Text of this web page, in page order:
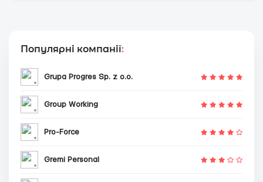
Популярні компанії:
Grupa Progres Sp. z o.o.
Group Working
Pro-Force
Gremi Personal